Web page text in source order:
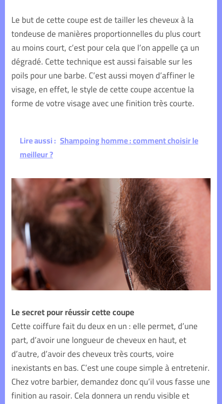
Le but de cette coupe est de tailler les cheveux à la
tondeuse de manières proportionnelles du plus court
au moins court, c’est pour cela que l’on appelle ça un
dégradé. Cette technique est aussi faisable sur les
poils pour une barbe. C’est aussi moyen d’affiner le
visage, en effet, le style de cette coupe accentue la
forme de votre visage avec une finition très courte.
Lire aussi : Shampoing homme : comment choisir le
meilleur ?
Le secret pour réussir cette coupe
Cette coiffure fait du deux en un : elle permet, d’une
part, d’avoir une longueur de cheveux en haut, et
d’autre, d’avoir des cheveux très courts, voire
inexistants en bas. C’est une coupe simple à entretenir.
Chez votre barbier, demandez donc qu’il vous fasse une
finition au rasoir. Cela donnera un rendu visible et